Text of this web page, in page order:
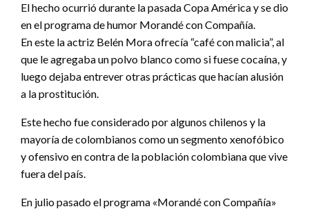
El hecho ocurrió durante la pasada Copa América y se dio
en el programa de humor Morandé con Compañía.
En este la actriz Belén Mora ofrecía “café con malicia”, al
que le agregaba un polvo blanco como si fuese cocaína, y
luego dejaba entrever otras prácticas que hacían alusión
a la prostitución.
Este hecho fue considerado por algunos chilenos y la
mayoría de colombianos como un segmento xenofóbico
y ofensivo en contra de la población colombiana que vive
fuera del país.
En julio pasado el programa «Morandé con Compañía»